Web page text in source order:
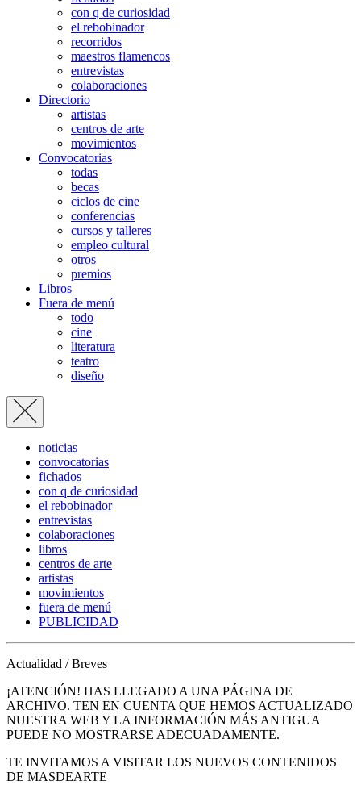
con q de curiosidad
el rebobinador
recorridos
maestros flamencos
entrevistas
colaboraciones
Directorio
artistas
centros de arte
movimientos
Convocatorias
todas
becas
ciclos de cine
conferencias
cursos y talleres
empleo cultural
otros
premios
Libros
Fuera de menú
todo
cine
literatura
teatro
diseño
noticias
convocatorias
fichados
con q de curiosidad
el rebobinador
entrevistas
colaboraciones
libros
centros de arte
artistas
movimientos
fuera de menú
PUBLICIDAD
Actualidad / Breves
¡ATENCIÓN! HAS LLEGADO A UNA PÁGINA DE
ARCHIVO. TEN EN CUENTA QUE HEMOS ACTUALIZADO
NUESTRA WEB Y LA INFORMACIÓN MÁS ANTIGUA
PUEDE NO MOSTRARSE ADECUADAMENTE.
TE INVITAMOS A VISITAR LOS NUEVOS CONTENIDOS
DE MASDEARTE